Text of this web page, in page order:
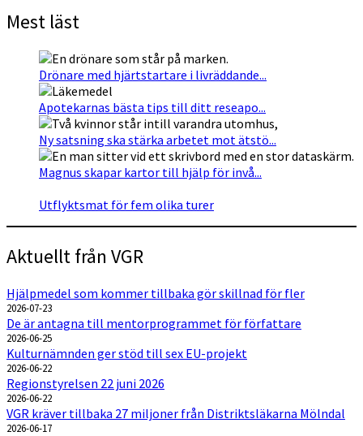
Mest läst
Drönare med hjärtstartare i livräddande...
Apotekarnas bästa tips till ditt reseapo...
Ny satsning ska stärka arbetet mot ätstö...
Magnus skapar kartor till hjälp för invå...
Utflyktsmat för fem olika turer
Aktuellt från VGR
Hjälpmedel som kommer tillbaka gör skillnad för fler
2026-07-23
De är antagna till mentorprogrammet för författare
2026-06-25
Kulturnämnden ger stöd till sex EU-projekt
2026-06-22
Regionstyrelsen 22 juni 2026
2026-06-22
VGR kräver tillbaka 27 miljoner från Distriktsläkarna Mölndal
2026-06-17